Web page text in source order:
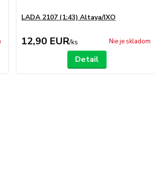
LADA 2107 (1:43) Altaya/IXO
12,90 EUR/ks Nie je skladom
Detail